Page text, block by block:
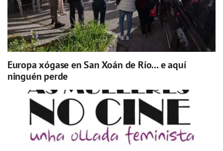
Europa xógase en San Xoán de Río... e aquí
ninguén perde